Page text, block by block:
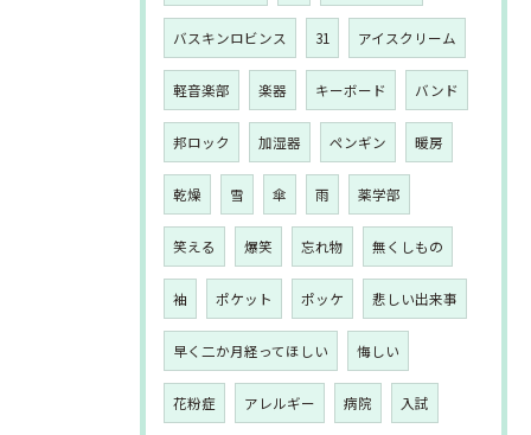
バスキンロビンス 31 アイスクリーム
軽音楽部 楽器 キーボード バンド
邦ロック 加湿器 ペンギン 暖房
乾燥 雪 傘 雨 薬学部
笑える 爆笑 忘れ物 無くしもの
袖 ポケット ポッケ 悲しい出来事
早く二か月経ってほしい 悔しい
花粉症 アレルギー 病院 入試